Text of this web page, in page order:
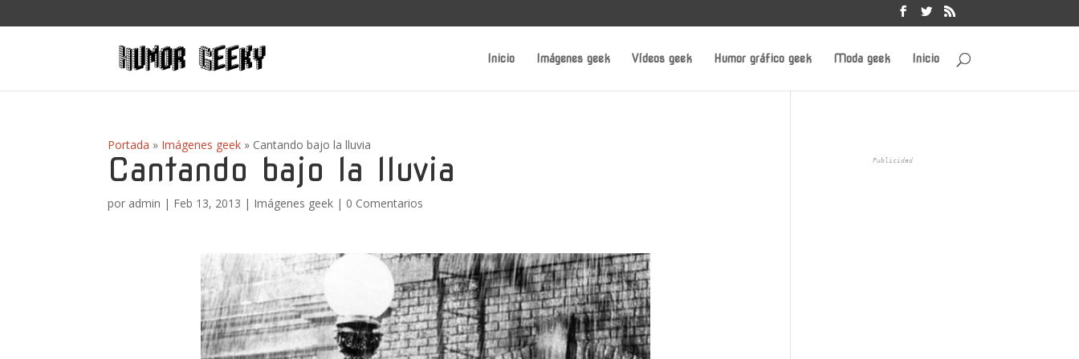
Inicio Imágenes geek Vídeos geek Humor gráfico geek Moda geek Inicio
Portada » Imágenes geek » Cantando bajo la lluvia
Cantando bajo la lluvia
por admin | Feb 13, 2013 | Imágenes geek | 0 Comentarios
Publicidad